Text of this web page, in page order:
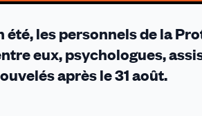
de
été, les personnels de la
eux, psychologues,
après le 31 août.